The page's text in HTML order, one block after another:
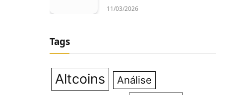
11/03/2026
Tags
Altcoins Análise